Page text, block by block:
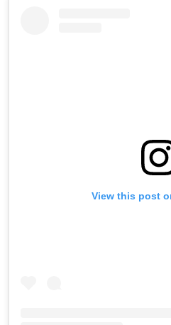
View this post